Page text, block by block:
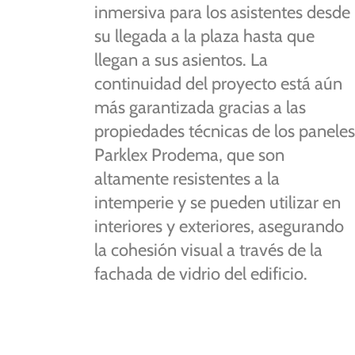
inmersiva para losasistentesdesde
su llegadaa la plaza hastaque
llegan asusasientos. La
continuidad del proyectoestáaún
más garantizada graciasa las
propiedadestécnicasde los paneles
Parklex Prodema, queson
altamente resistentesa la
intemperieyse pueden utilizaren
interioresyexteriores, asegurando
lacohesión visualatravésde la
fachadadevidriodeledificio.